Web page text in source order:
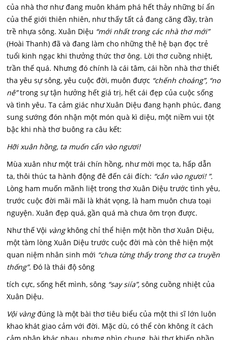
của nhà thơ như đang muôn khám phá hết thảy những bí ẩn
của thế giới thiên nhiên, như thấy tất cả đang căng đầy, tràn
trề nhựa sông. Xuân Diệu “mới nhất trong các nhà thơ mới”
(Hoài Thanh) đã và đang làm cho những thê hệ bạn đọc trẻ
tuổi kinh ngạc khi thưởng thức thơ ông. Lời thơ cuồng nhiệt,
trần thế quá. Nhưng đó chính là cái tâm, cái hồn nhà thơ thiết
tha yêu sự sông, yêu cuộc đời, muôn được “chếnh choáng”, “no
nê”trong sự tận hưởng hết giá trị, hết cái đẹp của cuộc sống
và tình yêu. Ta cảm giác như Xuân Diệu đang hạnh phúc, đang
sung sướng đón nhận một món quà kì diệu, một niềm vui tột
bậc khi nhà thơ buông ra câu kết:
Hỡi xuân hồng, ta muốn cẩn vào ngươi!
Mùa xuân như một trái chín hồng, như mời mọc ta, hấp dẫn
ta, thôi thúc ta hành động đê đến cái đích: “cắn vào ngươi! ”.
Lòng ham muốn mãnh liệt trong thơ Xuân Diệu trước tình yêu,
trước cuộc đời mãi mãi là khát vọng, là ham muôn chưa toại
nguyện. Xuân đẹp quá, gần quá mà chưa ôm trọn được.
Như thế Vội vàngkhông chỉ thể hiện một hồn thơ Xuân Diệu,
một tàm lòng Xuân Diệu trước cuộc đời mà còn thê hiện một
quan niệm nhân sinh mới “chưa từng thấy trong thơ ca truyền
thống”. Đó là thái độ sông
tích cực, sống hết mình, sông “say siía”, sông cuồng nhiệt của
Xuân Diệu.
Vội vàngđúng là một bài thơ tiêu biểu của một thi sĩ lớn luôn
khao khát giao cảm với đời. Mặc dù, có thể còn không ít cách